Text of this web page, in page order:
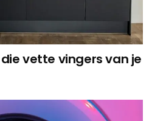
vette vingers van je